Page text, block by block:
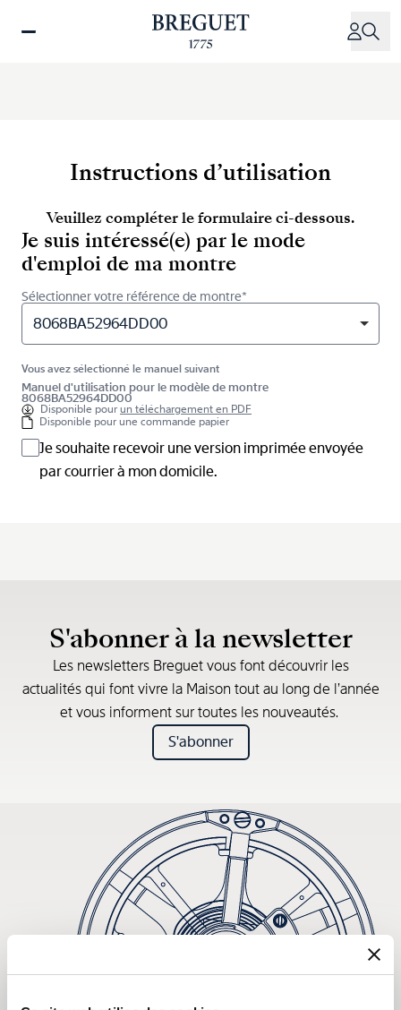
Instructions d’utilisation
Veuillez compléter le formulaire ci-dessous.
Je suis intéressé(e) par le mode
d'emploi de ma montre
Sélectionner votre référence de montre*
8068BA52964DD00
Vous avez sélectionné le manuel suivant
Manuel d'utilisation pour le modèle de montre
8068BA52964DD00
Disponible pourun téléchargement en PDF
Disponible pour une commande papier
Je souhaite recevoir une version imprimée envoyée
par courrier à mon domicile.
S'abonner à la newsletter
Les newsletters Breguet vous font découvrir les
actualités qui font vivre la Maison tout au long de l’année
et vous informent sur toutes les nouveautés.
S'abonner